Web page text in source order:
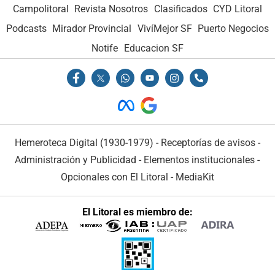
Campolitoral Revista Nosotros Clasificados CYD Litoral
Podcasts Mirador Provincial VivíMejor SF Puerto Negocios
Notife Educacion SF
Hemeroteca Digital (1930-1979) - Receptorías de avisos -
Administración y Publicidad - Elementos institucionales -
Opcionales con El Litoral - MediaKit
El Litoral es miembro de: